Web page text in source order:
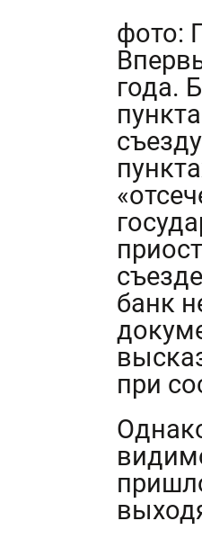
фото:
года.
банк
при